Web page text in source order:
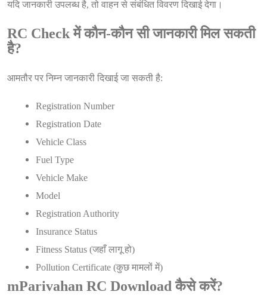
यदि जानकारी उपलब्ध है, तो वाहन से संबंधित विवरण दिखाई देगा।
RC Check में कौन-कौन सी जानकारी मिल सकती
है?
आमतौर पर निम्न जानकारी दिखाई जा सकती है:
Registration Number
Registration Date
Vehicle Class
Fuel Type
Vehicle Make
Model
Registration Authority
Insurance Status
Fitness Status (जहाँ लागू हो)
Pollution Certificate (कुछ मामलों में)
mParivahan RC Download कैसे करें?